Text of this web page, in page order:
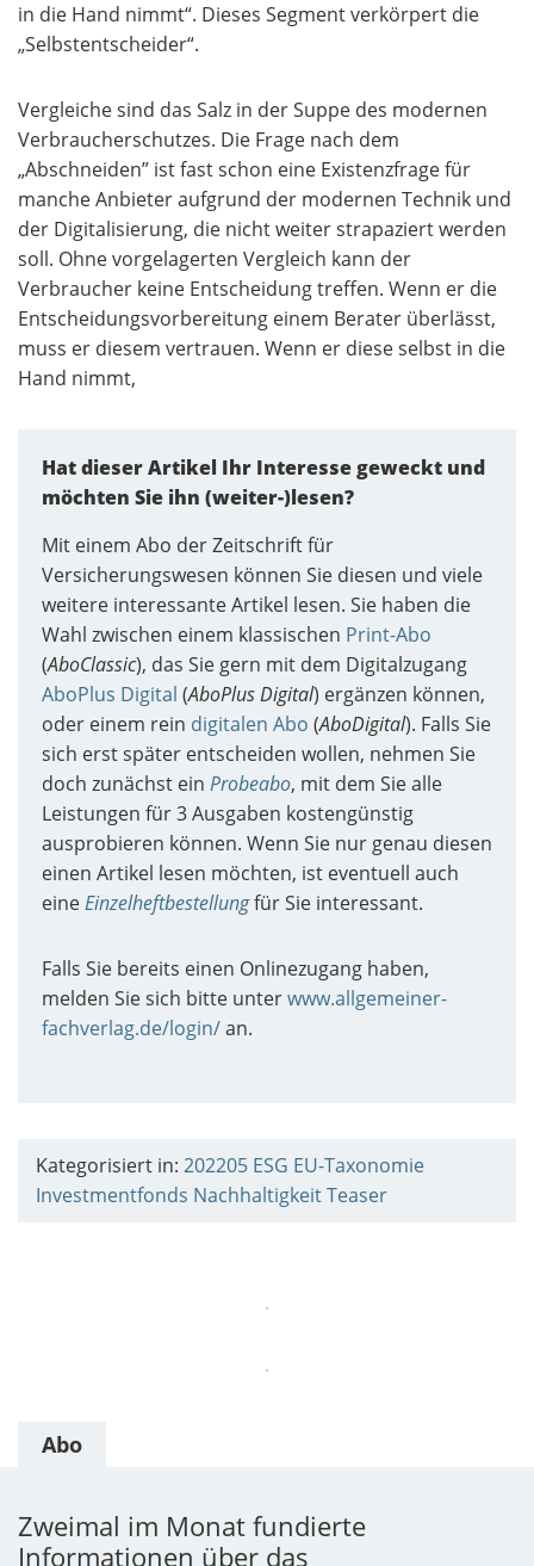
in die Hand nimmt“. Dieses Segment verkörpert die
„Selbstentscheider“.
Vergleiche sind das Salz in der Suppe des modernen
Verbraucherschutzes. Die Frage nach dem
„Abschneiden” ist fast schon eine Existenzfrage für
manche Anbieter aufgrund der modernen Technik und
der Digitalisierung, die nicht weiter strapaziert werden
soll. Ohne vorgelagerten Vergleich kann der
Verbraucher keine Entscheidung treffen. Wenn er die
Entscheidungsvorbereitung einem Berater überlässt,
muss er diesem vertrauen. Wenn er diese selbst in die
Hand nimmt,
Hat dieser Artikel Ihr Interesse geweckt und
möchten Sie ihn (weiter-)lesen?
Mit einem Abo der Zeitschrift für
Versicherungswesen können Sie diesen und viele
weitere interessante Artikel lesen. Sie haben die
Wahl zwischen einem klassischen Print-Abo
(AboClassic), das Sie gern mit dem Digitalzugang
AboPlus Digital (AboPlus Digital) ergänzen können,
oder einem rein digitalen Abo (AboDigital). Falls Sie
sich erst später entscheiden wollen, nehmen Sie
doch zunächst ein Probeabo, mit dem Sie alle
Leistungen für 3 Ausgaben kostengünstig
ausprobieren können. Wenn Sie nur genau diesen
einen Artikel lesen möchten, ist eventuell auch
eineEinzelheftbestellungfür Sie interessant.
Falls Sie bereits einen Onlinezugang haben,
melden Sie sich bitte unterwww.allgemeiner-
fachverlag.de/login/an.
Kategorisiert in: 202205 ESG EU-Taxonomie
Investmentfonds NachhaltigkeitTeaser
Abo
Zweimal im Monat fundierte
Informationen über das